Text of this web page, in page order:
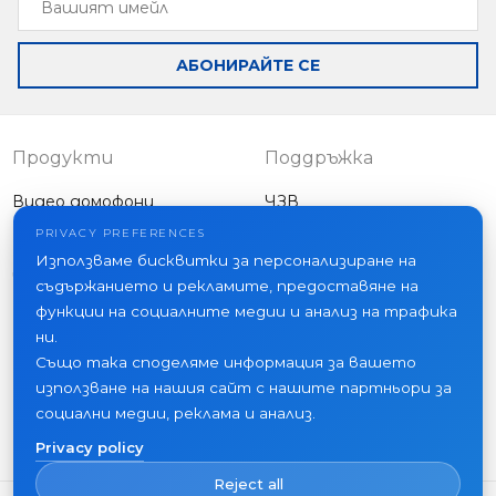
имейл
АБОНИРАЙТЕ СЕ
Продукти
Видео домофони
Външни панели
Друго оборудване
Поддръжка
ЧЗВ
Фирма
Новини
Контакти
Къде да купите
PRIVACY PREFERENCES
Използваме бисквитки за персонализиране на
съдържанието и рекламите, предоставяне на
функции на социалните медии и анализ на трафика
ни.
Също така споделяме информация за вашето
използване на нашия сайт с нашите партньори за
социални медии, реклама и анализ.
Privacy policy
Reject all